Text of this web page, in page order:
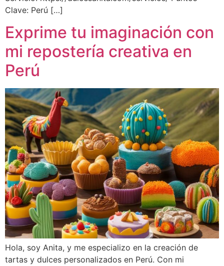
Clave: Perú […]
Exprime tu imaginación con
mi repostería creativa en
Perú
Hola, soy Anita, y me especializo en la creación de
tartas y dulces personalizados en Perú. Con mi